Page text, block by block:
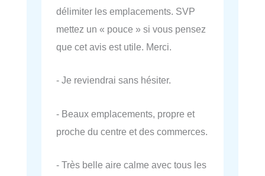
délimiter les emplacements. SVP
mettez un « pouce » si vous pensez
que cet avis est utile. Merci.
- Je reviendrai sans hésiter.
- Beaux emplacements, propre et
proche du centre et des commerces.
- Très belle aire calme avec tous les